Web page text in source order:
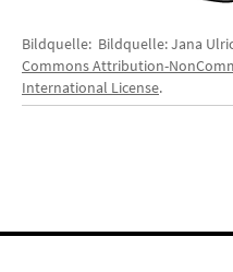
Bildquelle: Bildquelle: Jana
Commons Attribution-
International License.